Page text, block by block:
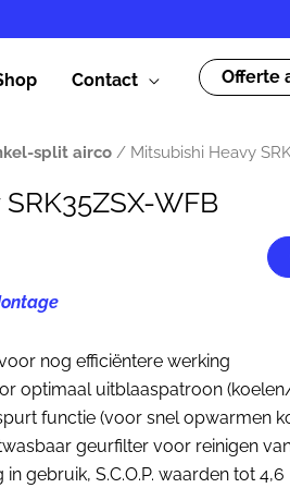
Contact Offerte
split airco / Mitsubishi Heavy
WFB
nog efficiëntere werking
optimaal uitblaaspatroon
functie (voor snel opwarmen
geurfilter voor reinigen
gebruik, S.C.O.P. waarden tot 4,6